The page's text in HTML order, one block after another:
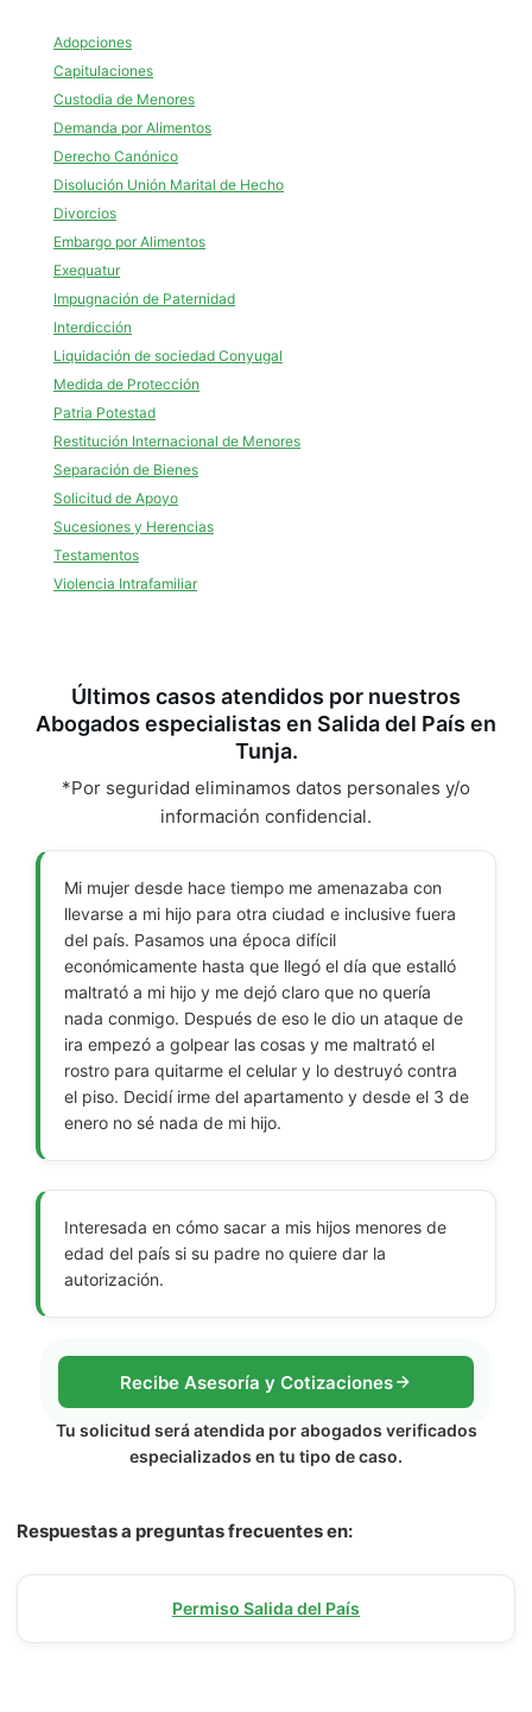
Adopciones
Capitulaciones
Custodia de Menores
Demanda por Alimentos
Derecho Canónico
Disolución Unión Marital de Hecho
Divorcios
Embargo por Alimentos
Exequatur
Impugnación de Paternidad
Interdicción
Liquidación de sociedad Conyugal
Medida de Protección
Patria Potestad
Restitución Internacional de Menores
Separación de Bienes
Solicitud de Apoyo
Sucesiones y Herencias
Testamentos
Violencia Intrafamiliar
Últimos casos atendidos por nuestros
Abogados especialistas en Salida del País en
Tunja.
*Por seguridad eliminamos datos personales y/o
información confidencial.
Mi mujer desde hace tiempo me amenazaba con
llevarse a mi hijo para otra ciudad e inclusive fuera
del país. Pasamos una época difícil
económicamente hasta que llegó el día que estalló
maltrató a mi hijo y me dejó claro que no quería
nada conmigo. Después de eso le dio un ataque de
ira empezó a golpear las cosas y me maltrató el
rostro para quitarme el celular y lo destruyó contra
el piso. Decidí irme del apartamento y desde el 3 de
enero no sé nada de mi hijo.
Interesada en cómo sacar a mis hijos menores de
edad del país si su padre no quiere dar la
autorización.
Recibe Asesoría y Cotizaciones
Tu solicitud será atendida por abogados verificados
especializados en tu tipo de caso.
Respuestas a preguntas frecuentes en:
Permiso Salida del País